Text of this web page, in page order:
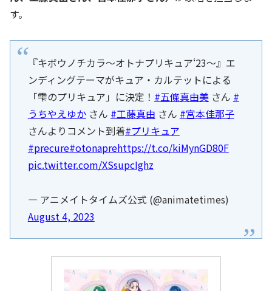
す。
『キボウノチカラ～オトナプリキュア‘23～』エ
ンディングテーマがキュア・カルテットによる
「雫のプリキュア」に決定！ #五條真由美さん #
うちやえゆかさん #工藤真由 さん #宮本佳那子
さんよりコメント到着#プリキュア
#precure#otonaprehttps://t.co/kiMynGD80F
pic.twitter.com/XSsupcIghz
— アニメイトタイムズ公式 (@animatetimes)
August 4, 2023